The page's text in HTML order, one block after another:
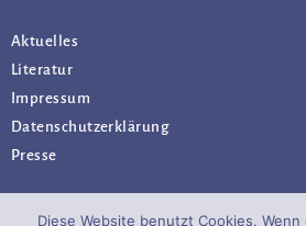
Aktuelles
Literatur
Impressum
Datenschutz­erklärung
Presse
Diese Website benutzt Cookies.